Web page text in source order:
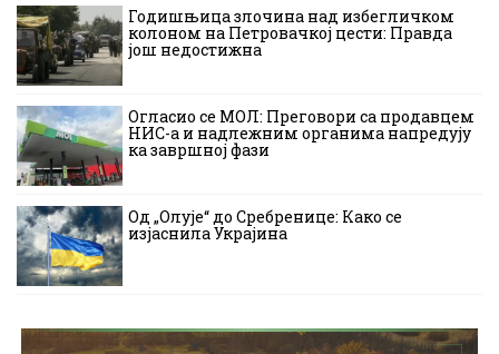
Годишњица злочина над избегличком
колоном на Петровачкој цести: Правда
још недостижна
Огласио се МОЛ: Преговори са продавцем
НИС-а и надлежним органима напредују
ка завршној фази
Од „Олује“ до Сребренице: Како се
изјаснила Украјина